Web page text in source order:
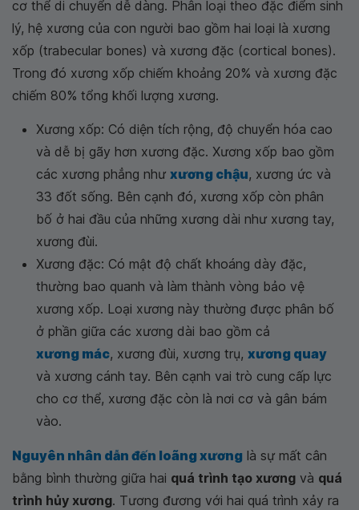
cơ thể di chuyển dễ dàng. Phân loại theo đặc điểm sinh
lý, hệ xương của con người bao gồm hai loại là xương
xốp (trabecular bones) và xương đặc (cortical bones).
Trong đó xương xốp chiếm khoảng 20% và xương đặc
chiếm 80% tổng khối lượng xương.
Xương xốp: Có diện tích rộng, độ chuyển hóa cao
và dễ bị gãy hơn xương đặc. Xương xốp bao gồm
các xương phẳng như xương chậu, xương ức và
33 đốt sống. Bên cạnh đó, xương xốp còn phân
bố ở hai đầu của những xương dài như xương tay,
xương đùi.
Xương đặc: Có mật độ chất khoáng dày đặc,
thường bao quanh và làm thành vòng bảo vệ
xương xốp. Loại xương này thường được phân bố
ở phần giữa các xương dài bao gồm cả
xương mác, xương đùi, xương trụ, xương quay
và xương cánh tay. Bên cạnh vai trò cung cấp lực
cho cơ thể, xương đặc còn là nơi cơ và gân bám
vào.
Nguyên nhân dẫn đến loãng xương là sự mất cân
bằng bình thường giữa hai quá trình tạo xương và quá
trình hủy xương. Tương đương với hai quá trình xảy ra